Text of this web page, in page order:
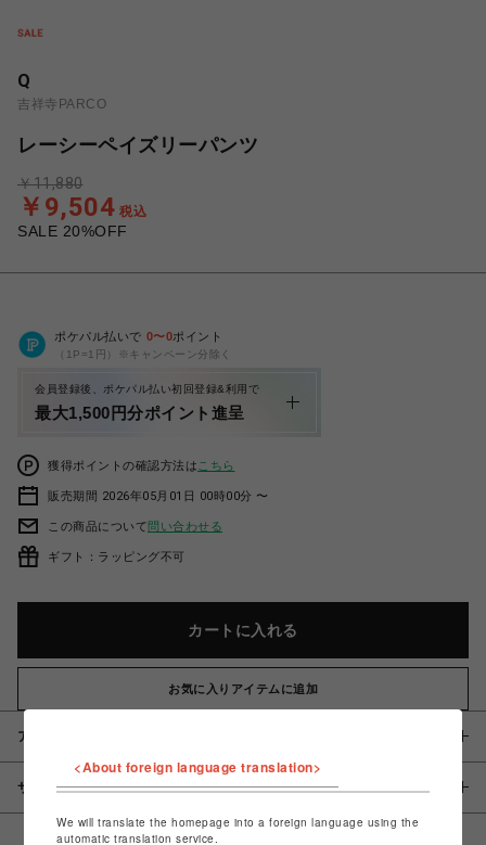
Q
吉祥寺PARCO
レーシーペイズリーパンツ
SALE 20%OFF
￥9,504 税込
￥11,880
ポケパル払いで 0〜0ポイント
（1P=1円）※キャンペーン分除く
会員登録後、ポケパル払い初回登録&利用で
最大1,500円分ポイント進呈
獲得ポイントの確認方法は こちら
販売期間 2026年05月01日 00時00分 〜
この商品について問い合わせる
ギフト：ラッピング不可
カートに入れる
お気に入りアイテムに追加
アイテム説明 / 素材
サイズ
<About foreign language translation>
We will translate the homepage into a foreign language using the
automatic translation service.